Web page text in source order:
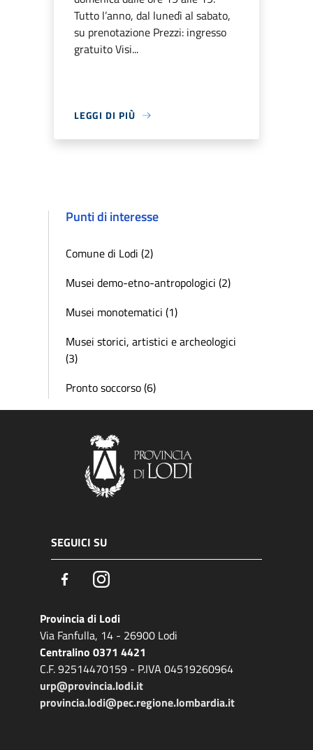
Tutto l’anno, dal lunedì al sabato,
su prenotazione Prezzi: ingresso
gratuito Visi...
LEGGI DI PIÙ
Punti di interesse
Comune di Lodi (2)
Musei demo-etno-antropologici (2)
Musei monotematici (1)
Musei storici, artistici e archeologici
(3)
Pronto soccorso (6)
SEGUICI SU
FacebookInstagram
Provincia di Lodi
Via Fanfulla, 14 - 26900 Lodi
Centralino 0371 4421
C.F. 92514470159 - P.IVA 04519260964
urp@provincia.lodi.it
provincia.lodi@pec.regione.lombardia.it